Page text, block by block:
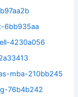
6bb935aa
4230a056
mba-210bb245
76b4b242